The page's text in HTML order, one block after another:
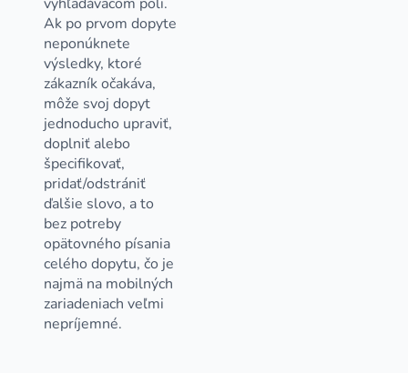
Ak po prvom dopyte
neponúknete
výsledky, ktoré
zákazník očakáva,
môže svoj dopyt
jednoducho upraviť,
doplniť alebo
špecifikovať,
pridať/odstrániť
ďalšie slovo, a to
bez potreby
opätovného písania
celého dopytu, čo je
najmä na mobilných
zariadeniach veľmi
nepríjemné.